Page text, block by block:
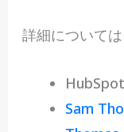
詳細について
Sam